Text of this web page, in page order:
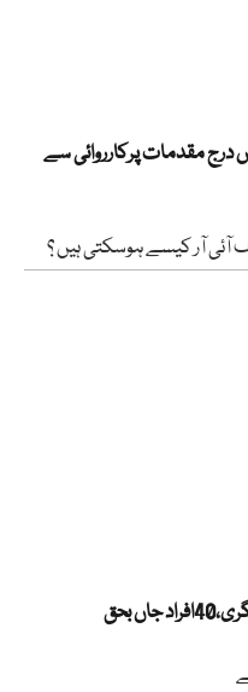
درج مقدمات پرکارروائی سے
آر کیسے ہوسکتی ہیں ؟
بحق